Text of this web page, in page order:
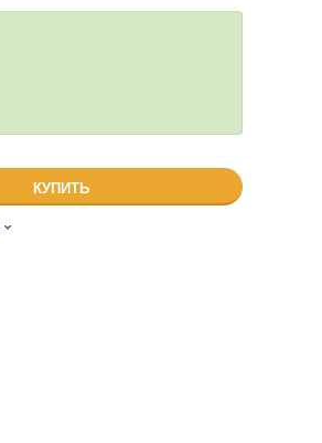
КУПИТЬ